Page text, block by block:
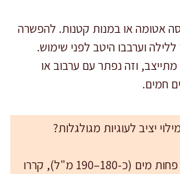
אטומה או במנות קטנות. להפשרה
וערבבו היטב לפני שימוש.
וזה נפתר עם ערבוב או
יציב לעוגיות מגולגלות?
הכינו את הממרח עם פחות מים (כ-180–190 מ"ל), קררו